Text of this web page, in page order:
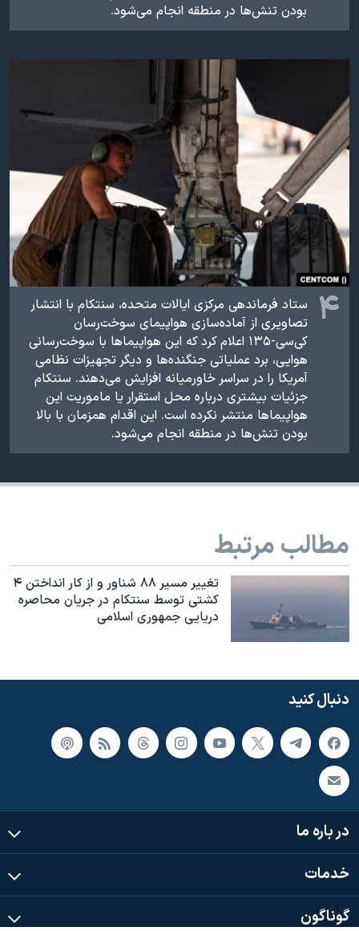
بودن تنش‌ها در منطقه انجام می‌شود.
۴
ستاد فرماندهی مرکزی ایالات متحده، سنتکام با انتشار
تصاویری از آماده‌سازی هواپیمای سوخت‌رسان
کی‌سی-۱۳۵ اعلام کرد که این هواپیماها با سوخت‌رسانی
هوایی، برد عملیاتی جنگنده‌ها و دیگر تجهیزات نظامی
آمریکا را در سراسر خاورمیانه افزایش می‌دهند. سنتکام
جزئیات بیشتری درباره محل استقرار یا ماموریت این
هواپیماها منتشر نکرده است. این اقدام همزمان با بالا
بودن تنش‌ها در منطقه انجام می‌شود.
مطالب مرتبط
تغییر مسیر ۸۸ شناور و از کار انداختن ۴
کشتی توسط سنتکام در جریان محاصره
دریایی جمهوری اسلامی
دنبال کنید
در باره ما
خدمات
گوناگون